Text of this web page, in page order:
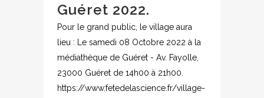
Guéret 2022.
Pour le grand public, le village aura
lieu : Le samedi 08 Octobre 2022 à la
médiathèque de Guéret - Av. Fayolle,
23000 Guéret de 14h00 à 21h00.
https://www.fetedelascience.fr/village-